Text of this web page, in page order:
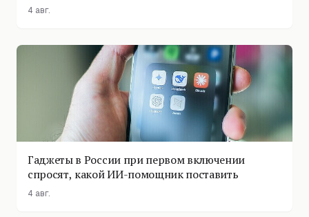
4 авг.
Гаджеты в России при первом включении
спросят, какой ИИ-помощник поставить
4 авг.